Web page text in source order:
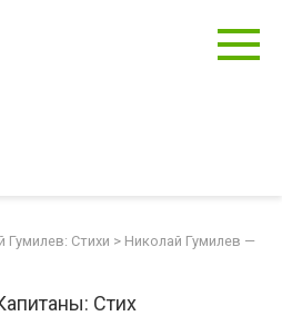
Гумилев: Стихи > Николай Гумилев —
Стих